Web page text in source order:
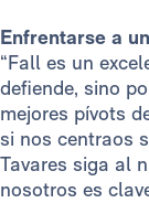
Enfrentarse a
“Fall es un
defiende, sino
mejores pívots
si nos centraos
Tavares siga al
nosotros es